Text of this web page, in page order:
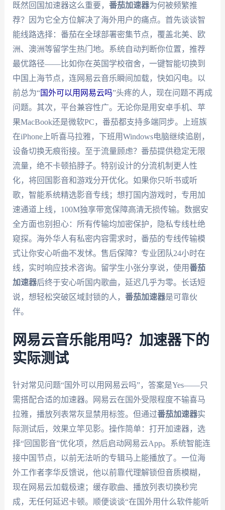
既然回国加速器这么重要， 番茄加速器为何被频繁推
荐？因为它全方位解决了海外用户的痛点。首先谈谈智
能线路选择：番茄在全球部署密集节点，覆盖北美、欧
洲、澳洲等留学生热门地。系统自动判断你位置，推荐
最优路径——比如你在英国学校宿舍，一键智能切换到
中国上海节点，连网易云音乐瞬间加载，快如闪电。以
前总为“国外可以用网易云吗”头疼的人，现在问题不再成
问题。其次，平台兼容性广。无论你是用安卓手机、苹
果MacBook还是微软PC，番茄都支持多端同步。上班族
在iPhone上听喜马拉雅，下班用Windows电脑继续追剧，
设备切换无痕衔接。至于流量顾虑？番茄提供稳定无限
流量，绝不卡顿掐脖子。特别设计的分流机制更人性
化，将回国影音和游戏分开优化。如果你只听书或听
歌，智能系统精选影音专线；想打国内游戏时，专用加
速通道上线，100M独享带宽保障高清无损传输。数据安
全方面也别担心：所有传输均加密保护，隐私专线杜绝
窥探。海外华人有私密内容需求时，番茄的专线传输模
式让你安心听曲不发怵。售后保障？专业团队24小时在
线，实时响应技术咨询。留学生小张分享说，使用番茄
加速器后终于安心听国内歌曲，延迟几乎为零。长话短
说，想轻松突破区域封锁的人， 番茄加速器是可靠伙
伴。
网易云音乐能用吗？加速器下的
实际测试
针对常见问题“国外可以用网易云吗”，答案是Yes——只
需搭配合适的加速器。网易云在国外受限程度不输喜马
拉雅，播放列表常灰显禁用标签。但通过番茄加速器实
际测试后，效果立竿见影。操作简单：打开加速器，选
择“回国影音”优化项，然后启动网易云App。系统智能连
接中国节点，以前无法听的专辑马上能播放了。一位海
外工作者李华反馈说，他以前靠代理解锁但音质模糊，
现在网易云加载极速；缓存歌曲、播放列表切换秒完
成，无任何延迟卡顿。顺便谈谈“在国外用什么软件能听